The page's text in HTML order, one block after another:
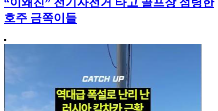
호주 금쪽이들